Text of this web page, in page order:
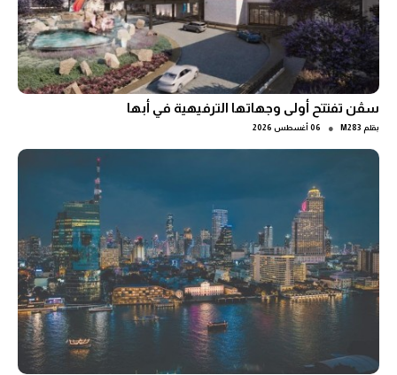
سڤن تفتتح أولى وجهاتها الترفيهية في أبها
بقلم M283
● 06 أغسطس 2026